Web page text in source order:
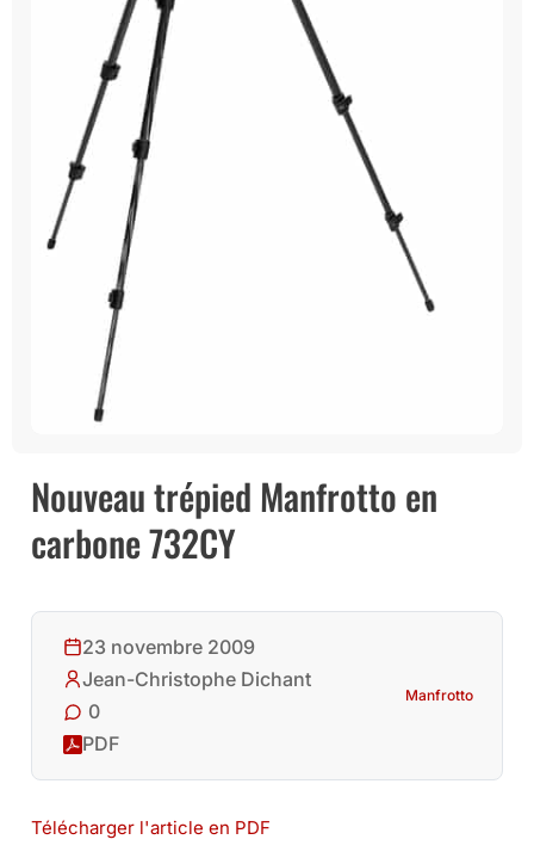
Nouveau trépied Manfrotto en
carbone 732CY
23 novembre 2009
Jean-Christophe Dichant
0
PDF
Manfrotto
Télécharger l'article en PDF